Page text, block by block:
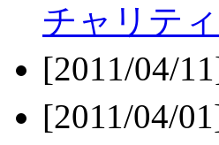
チャリテ
[2011/04/
[2011/04/